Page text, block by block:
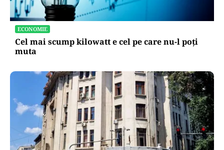
ECONOMIE
Cel mai scump kilowatt e cel pe care nu-l poți
muta